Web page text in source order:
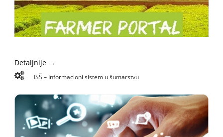
Detaljnije →
ISŠ – Informacioni sistem u šumarstvu